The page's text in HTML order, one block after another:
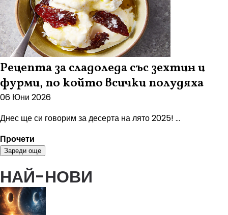
Рецепта за сладоледа със зехтин и
фурми, по който всички полудяха
06 Юни 2026
Днес ще си говорим за десерта на лято 2025! ...
Прочети
Зареди още
НАЙ-НОВИ